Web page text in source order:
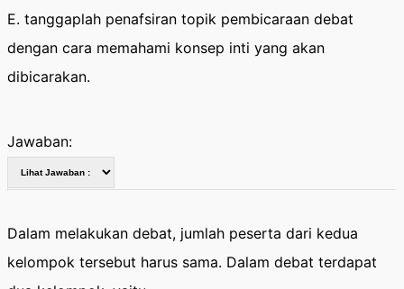
E. tanggaplah penafsiran topik pembicaraan debat
dengan cara memahami konsep inti yang akan
dibicarakan.
Jawaban:
Dalam melakukan debat, jumlah peserta dari kedua
kelompok tersebut harus sama. Dalam debat terdapat